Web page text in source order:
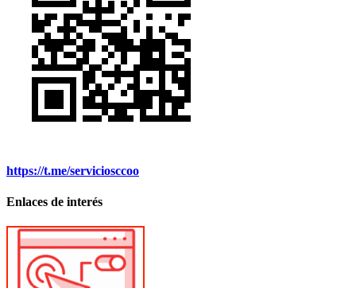
https://t.me/serviciosccoo
Enlaces de interés